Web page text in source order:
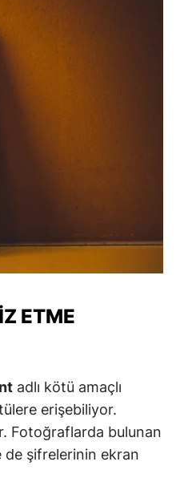
ETME
adlı kötü amaçlı
erişebiliyor.
Fotoğraflarda bulunan
de şifrelerinin ekran